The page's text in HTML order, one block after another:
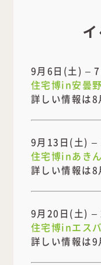
9月6日(土) –
住宅博in安曇
詳しい情報は8
9月13日(土) –
住宅博inあき
詳しい情報は8
9月20日(土) –
住宅博inエス
詳しい情報は9